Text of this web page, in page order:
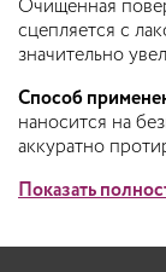
Очищенная
сцепляется с
значительно
Способ
наносится на
аккуратно
Показать